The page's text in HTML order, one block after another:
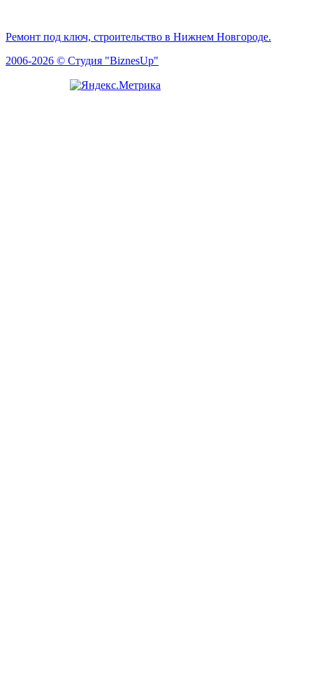
Ремонт под ключ, строительство в Нижнем Новгороде.
2006-2026 © Студия "BiznesUp"